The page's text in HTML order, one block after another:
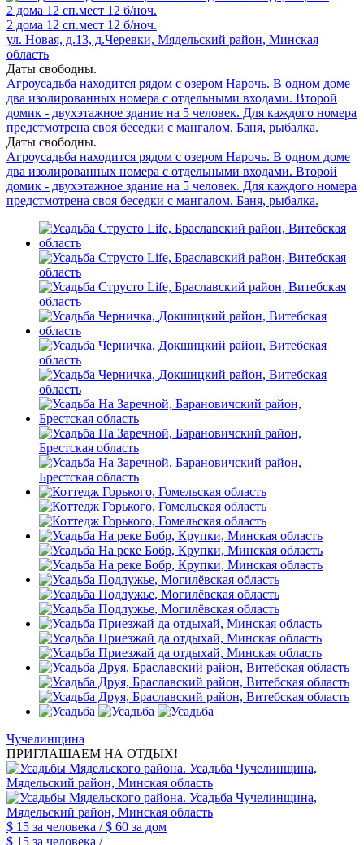
2 дома 12 сп.мест 12 б/ноч.
2 дома 12 сп.мест 12 б/ноч.
ул. Новая, д.13, д.Черевки, Мядельский район, Минская
область
Даты свободны.
Агроусадьба находится рядом с озером Нарочь. В одном доме
два изолированных номера с отдельными входами. Второй
домик - двухэтажное здание на 5 человек. Для каждого номера
предстмотрена своя беседки с мангалом. Баня, рыбалка.
Даты свободны.
Агроусадьба находится рядом с озером Нарочь. В одном доме
два изолированных номера с отдельными входами. Второй
домик - двухэтажное здание на 5 человек. Для каждого номера
предстмотрена своя беседки с мангалом. Баня, рыбалка.
Чучелинщина
ПРИГЛАШАЕМ НА ОТДЫХ!
$ 15 за человека /$ 60 за дом
$ 15 за человека /